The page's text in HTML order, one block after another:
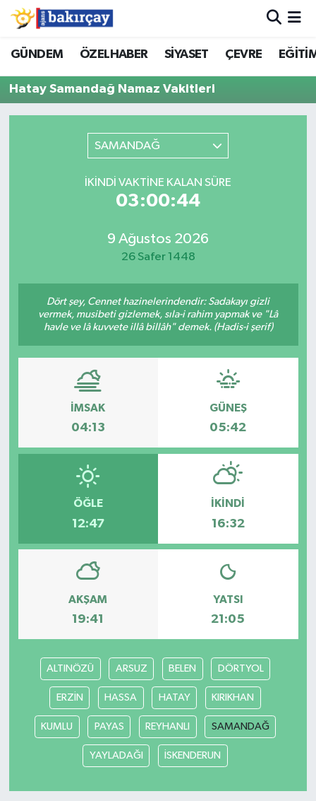
GÜNDEM ÖZELHABER SİYASET ÇEVRE
Hatay Samandağ Namaz Vakitleri
SAMANDAĞ
İKINDI VAKTINE KALAN SÜRE
03:00:44
9 Ağustos 2026
26 Safer 1448
Dört şey, Cennet hazinelerindendir: Sadakayı gizli
vermek, musibeti gizlemek, sıla-i rahim yapmak ve "Lâ
havle ve lâ kuvvete illâ billâh" demek. (Hadis-i şerif)
İMSAK
04:13
GÜNEŞ
05:42
ÖĞLE
12:47
İKINDI
16:32
AKŞAM
19:41
YATSI
21:05
ALTINÖZÜ ARSUZ BELEN DÖRTYOL
ERZİN HASSA HATAY KIRIKHAN
KUMLU PAYAS REYHANLI SAMANDAĞ
YAYLADAĞI İSKENDERUN
İzmir Nöbetçi Eczaneler
İzmir Hava Durumu
İzmir Trafik Yoğunluk Haritası
Süper Lig Puan Durumu ve Fikstür
Tüm Manşetler
Haber Arşivi